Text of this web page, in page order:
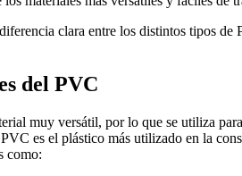
clara entre los distintos tipos
del PVC
muy versátil, por lo que se utiliza
es el plástico más utilizado en la
como: